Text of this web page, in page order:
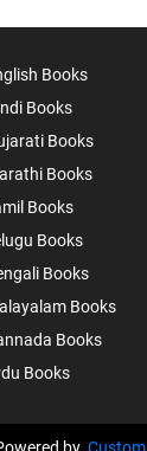
Books
Books
Books
Books
Books
Books
Books
Books
Books
Books